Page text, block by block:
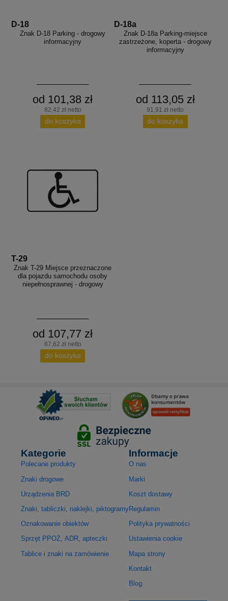
D-18
Znak D-18 Parking - drogowy
informacyjny
od 101,38 zł
82,42 zł netto
do koszyka
D-18a
Znak D-18a Parking-miejsce
zastrzeżone, koperta - drogowy
informacyjny
od 113,05 zł
91,91 zł netto
do koszyka
T-29
Znak T-29 Miejsce przeznaczone
dla pojazdu samochodu osoby
niepełnosprawnej - drogowy
od 107,77 zł
87,62 zł netto
do koszyka
Kategorie
Polecane produkty
Znaki drogowe
Urządzenia BRD
Znaki, tabliczki, naklejki, piktogramy
Oznakowanie obiektów
Sprzęt PPOŻ, ADR, apteczki
Tablice i znaki na zamówienie
Informacje
O nas
Marki
Koszt dostawy
Regulamin
Polityka prywatności
Ustawienia cookie
Mapa strony
Kontakt
Blog